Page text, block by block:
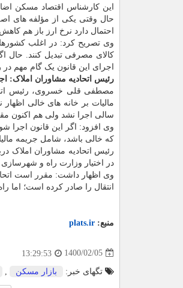
این کارشناس اقتصاد مسکن
حال وقتی یکی از مؤلفه های
احتمال دارد نرخ ارز باز هم
وی تصریح کرد: در اغلب
کالای مصرفی تبدیل کنند. حال
اجرای این قانون یک گام مهم
رئیس اتحادیه مشاوران املاک:
مصطفی قلی خسروی، رئیس
مالیات بر خانه های خالی
سالی اجرا نشد ولی هم اکنون
وی افزود: اگر این قانون اجرا
که خالی باشد، شامل جریمه
رئیس اتحادیه مشاوران املاک
در اختیار وزارت راه و
وی اظهار داشت: مقرر است
انتقال را صادر کرده است؛ اما
منبع: plats.ir
1400/02/05
13:29:53
تگهای خبر: بازار مسكن